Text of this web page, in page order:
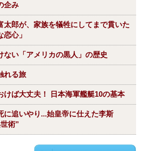
企み
太郎が、家族を犠牲にしてまで貫いた
恋心」
ない「アメリカの黒人」の歴史
れる旅
けば大丈夫！ 日本海軍艦艇10の基本
に追いやり...始皇帝に仕えた李斯
術”